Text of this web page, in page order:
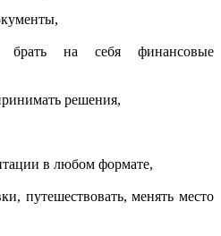
брать на себя финансовые
решения,
в любом формате,
путешествовать, менять место